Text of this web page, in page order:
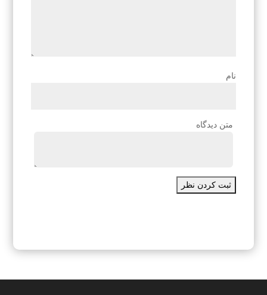
نام
متن دیدگاه
ثبت کردن نظر